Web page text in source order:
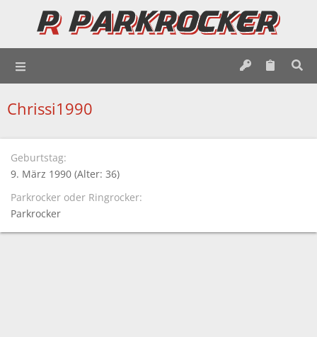
Chrissi1990
Geburtstag
9. März 1990 (Alter: 36)
Parkrocker oder Ringrocker
Parkrocker